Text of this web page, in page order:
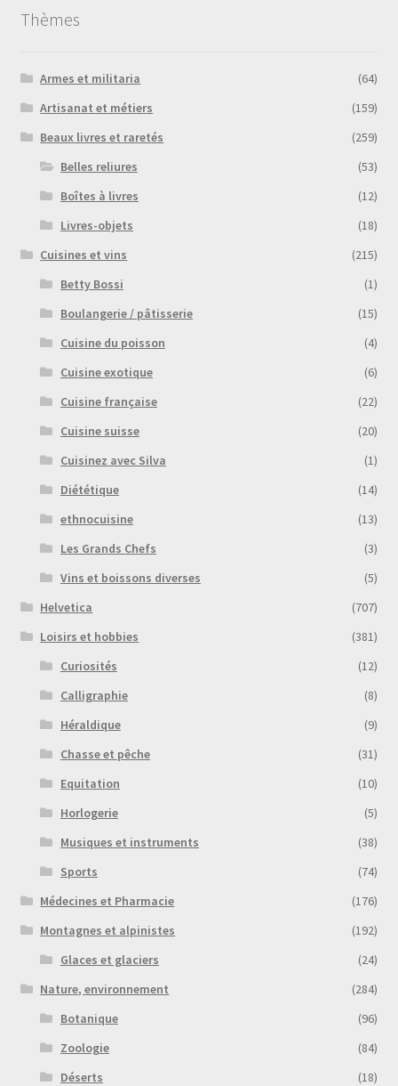
Thèmes
Armes et militaria
(64)
Artisanat et métiers
(159)
Beaux livres et raretés
(259)
Belles reliures
(53)
Boîtes à livres
(12)
Livres-objets
(18)
Cuisines et vins
(215)
Betty Bossi
(1)
Boulangerie / pâtisserie
(15)
Cuisine du poisson
(4)
Cuisine exotique
(6)
Cuisine française
(22)
Cuisine suisse
(20)
Cuisinez avec Silva
(1)
Diététique
(14)
ethnocuisine
(13)
Les Grands Chefs
(3)
Vins et boissons diverses
(5)
Helvetica
(707)
Loisirs et hobbies
(381)
Curiosités
(12)
Calligraphie
(8)
Héraldique
(9)
Chasse et pêche
(31)
Equitation
(10)
Horlogerie
(5)
Musiques et instruments
(38)
Sports
(74)
Médecines et Pharmacie
(176)
Montagnes et alpinistes
(192)
Glaces et glaciers
(24)
Nature, environnement
(284)
Botanique
(96)
Zoologie
(84)
Déserts
(18)